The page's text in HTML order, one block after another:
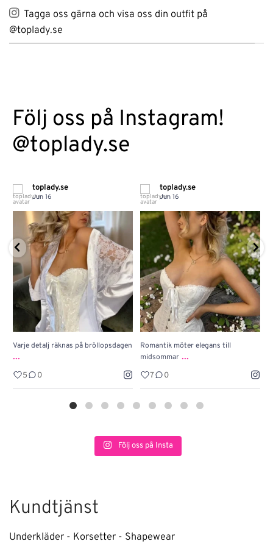
Tagga oss gärna och visa oss din outfit på
@toplady.se
Följ oss på Instagram!
@toplady.se
toplady.se
Jun 16
Varje detalj räknas på bröllopsdagen
...
5 0
toplady.se
Jun 16
Romantik möter elegans till
midsommar ...
7 0
Följ oss på Insta
Kundtjänst
Underkläder - Korsetter - Shapewear